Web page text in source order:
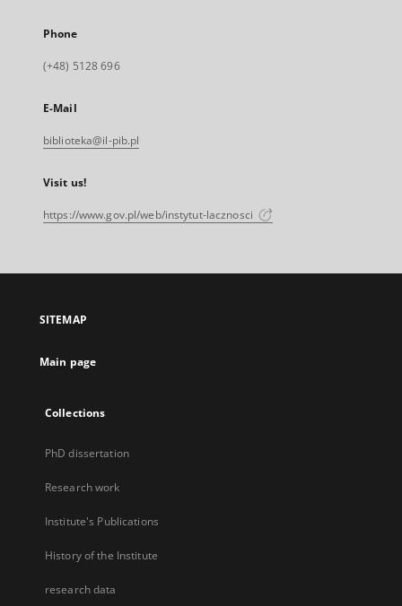
Phone
(+48) 5128 696
E-Mail
biblioteka@il-pib.pl
Visit us!
https://www.gov.pl/web/instytut-lacznosci
SITEMAP
Main page
Collections
PhD dissertation
Research work
Institute's Publications
History of the Institute
research data